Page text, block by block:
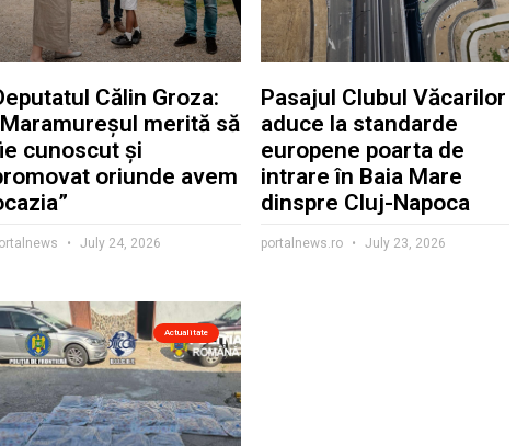
Călin Groza:
merită să
cunoscut și
oriunde avem
July 24, 2026
Pasajul Clubul Văcarilor
aduce la standarde
europene poarta de
intrare în Baia Mare
dinspre Cluj-Napoca
portalnews.ro July 23, 2026
Actualitate